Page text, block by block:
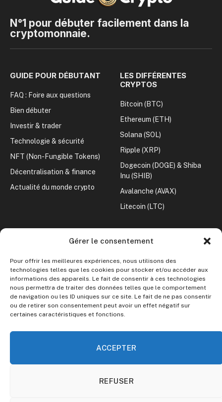
Gérer le consentement
Pour offrir les meilleures expériences, nous utilisons des
technologies telles que les cookies pour stocker et/ou accéder aux
informations des appareils. Le fait de consentir à ces technologies
nous permettra de traiter des données telles que le comportement
de navigation ou les ID uniques sur ce site. Le fait de ne pas consentir
ou de retirer son consentement peut avoir un effet négatif sur
certaines caractéristiques et fonctions.
ACCEPTER
REFUSER
N°1 pour débuter facilement dans la
cryptomonnaie.
GUIDE POUR DÉBUTANT
FAQ : Foire aux questions
Bien débuter
Investir & trader
Technologie & sécurité
NFT (Non-Fungible Tokens)
Décentralisation & finance
Actualité du monde crypto
LES DIFFÉRENTES
CRYPTOS
Bitcoin (BTC)
Ethereum (ETH)
Solana (SOL)
Ripple (XRP)
Dogecoin (DOGE) & Shiba
Inu (SHIB)
Avalanche (AVAX)
Litecoin (LTC)
CONVERTISSEUR CRYPTO
Crypto vers Dollar
Le site ne fournit aucun conseil en investissement.
Toute décision d’investissement doit être précédée de vos
© 2026 Guide Crypto. Parce que tout le monde mérite de